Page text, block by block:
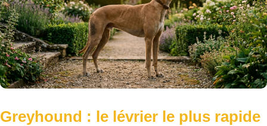
Greyhound : le lévrier le plus rapide